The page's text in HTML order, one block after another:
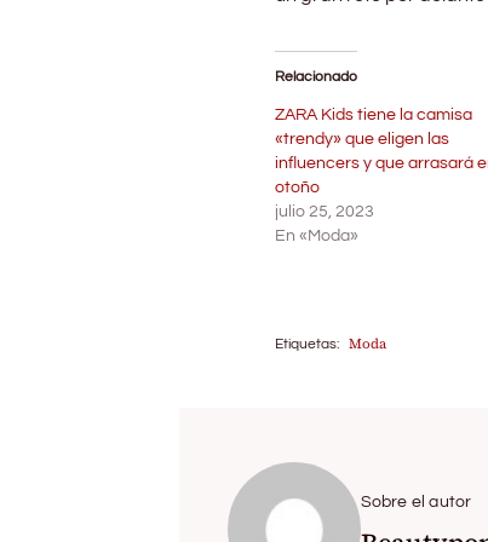
Relacionado
ZARA Kids tiene la camisa
«trendy» que eligen las
influencers y que arrasará
otoño
julio 25, 2023
En «Moda»
Etiquetas: Moda
Sobre el autor